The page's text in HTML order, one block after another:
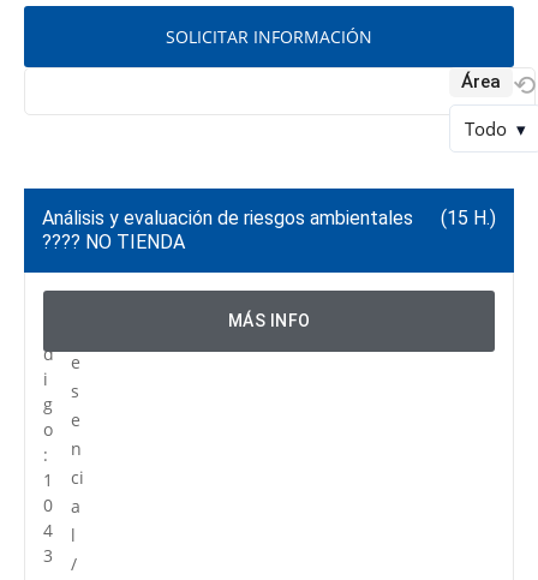
SOLICITAR INFORMACIÓN
Área ⟲
Todo ▾
Análisis y evaluación de riesgos ambientales
???? NO TIENDA
(15 H.)
d
i
g
o
:
1
0
4
3
e
s
e
n
ci
a
l
/
MÁS INFO